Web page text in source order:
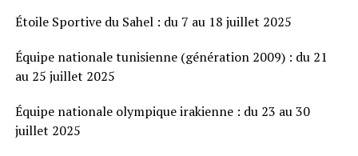
Étoile Sportive du Sahel : du 7 au 18 juillet 2025
Équipe nationale tunisienne (génération 2009) : du 21
au 25 juillet 2025
Équipe nationale olympique irakienne : du 23 au 30
juillet 2025